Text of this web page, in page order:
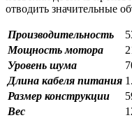
отводить значительные
Производительность
Мощность мотора
Уровень шума
Длина кабеля питания
Размер конструкции
Вес